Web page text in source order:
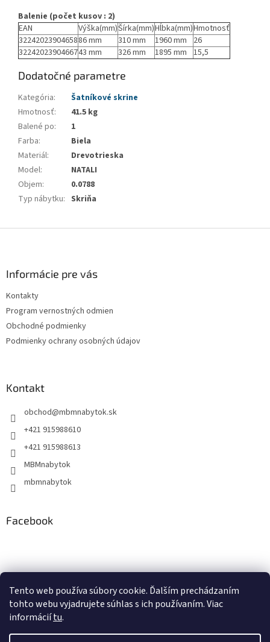
Tento web používa súbory cookie. Ďalším prechádzaním
tohto webu vyjadrujete súhlas s ich používaním. Viac
informáciítu.
Balenie (počet kusov : 2)
EAN
Výška(mm)Šírka(mm)Hĺbka(mm)Hmotnosť
3224202390465886 mm 310 mm 1960 mm
26
3224202390466743 mm 326 mm 1895 mm 15,5
Dodatočné parametre
Kategória:
Šatníkové skrine
Hmotnosť:
41.5 kg
Balené po:
1
Farba:
Biela
Materiál:
Drevotrieska
Model:
NATALI
Objem:
0.0788
Typ nábytku: Skriňa
Informácie pre vás
Kontakty
Program vernostných odmien
Obchodné podmienky
Podmienky ochrany osobných údajov
Kontakt
obchod@mbmnabytok.sk
+421 915988610
+421 915988613
MBMnabytok
mbmnabytok
Facebook
Nákupný košík
0KS / €0